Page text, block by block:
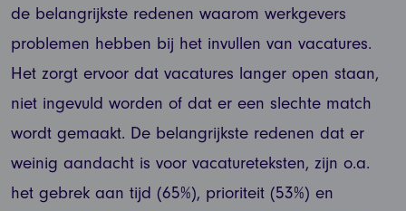
de belangrijkste redenen waarom werkgevers
problemen hebben bij het invullen van vacatures.
Het zorgt ervoor dat vacatures langer open staan,
niet ingevuld worden of dat er een slechte match
wordt gemaakt. De belangrijkste redenen dat er
weinig aandacht is voor vacatureteksten, zijn o.a.
het gebrek aan tijd (65%), prioriteit (53%) en